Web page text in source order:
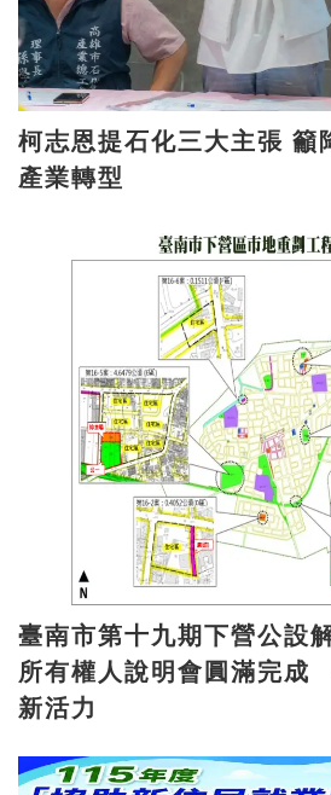
柯志恩提石化三大主張 籲降負擔保就業助
產業轉型
臺南市第十九期下營公設
所有權人說明會圓滿完成
新活力